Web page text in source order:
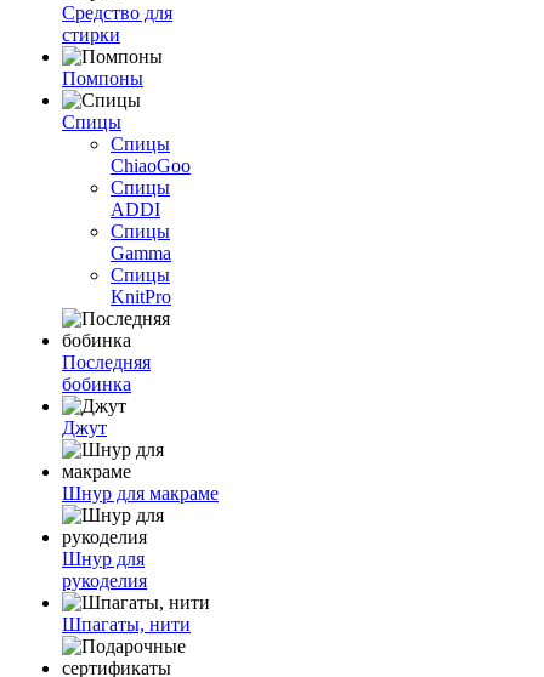
Средство для
стирки
Помпоны
Спицы
Спицы
ChiaoGoo
Спицы
ADDI
Спицы
Gamma
Спицы
KnitPro
Последняя
бобинка
Джут
Шнур для макраме
Шнур для
рукоделия
Шпагаты, нити